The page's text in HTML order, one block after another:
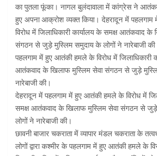
का पुतला फूंका। नागल बुलंदावाला में कांग्रेस ने
हुए अपना आक्रोश व्यक्त किया। देहरादून में
विरोध में जिलाधिकारी कार्यालय के समक्ष आतंकवाद
संगठन से जुड़े मुस्लिम समुदाय के लोगों ने नारेबाजी
पहलगाम में हुए आतंकी हमले के विरोध में जिलाधिकारी
आतंकवाद के खिलाफ मुस्लिम सेवा संगठन से जुड़े
नारेबाजी की।
देहरादून में पहलगाम में हुए आतंकी हमले के विरोध में
समक्ष आतंकवाद के खिलाफ मुस्लिम सेवा संगठन से
लोगों ने नारेबाजी की।
छावनी बाजार चकराता में व्यापार मंडल चकराता के
लोगों द्वारा कश्मीर के पहलगाम में हुए आतंकी हमले के